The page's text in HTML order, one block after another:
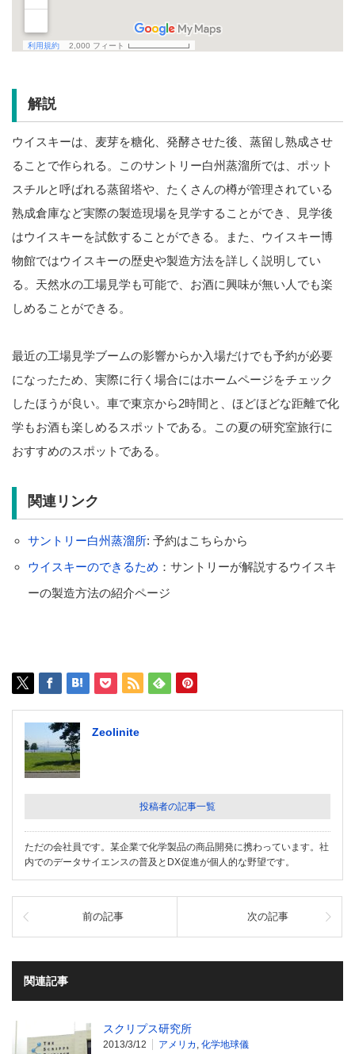
解説
ウイスキーは、麦芽を糖化、発酵させた後、蒸留し熟成させ
ることで作られる。このサントリー白州蒸溜所では、ポット
スチルと呼ばれる蒸留塔や、たくさんの樽が管理されている
熟成倉庫など実際の製造現場を見学することができ、見学後
はウイスキーを試飲することができる。また、ウイスキー博
物館ではウイスキーの歴史や製造方法を詳しく説明してい
る。天然水の工場見学も可能で、お酒に興味が無い人でも楽
しめることができる。
最近の工場見学ブームの影響からか入場だけでも予約が必要
になったため、実際に行く場合にはホームページをチェック
したほうが良い。車で東京から2時間と、ほどほどな距離で化
学もお酒も楽しめるスポットである。この夏の研究室旅行に
おすすめのスポットである。
関連リンク
サントリー白州蒸溜所: 予約はこちらから
ウイスキーのできるため ：サントリーが解説するウイスキ
ーの製造方法の紹介ページ
Zeolinite
投稿者の記事一覧
ただの会社員です。某企業で化学製品の商品開発に携わっています。社
内でのデータサイエンスの普及とDX促進が個人的な野望です。
前の記事 次の記事
関連記事
スクリプス研究所
2013/3/12 アメリカ , 化学地球儀